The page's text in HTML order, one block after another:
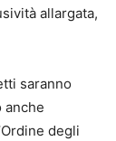
allargata,
saranno
anche
degli